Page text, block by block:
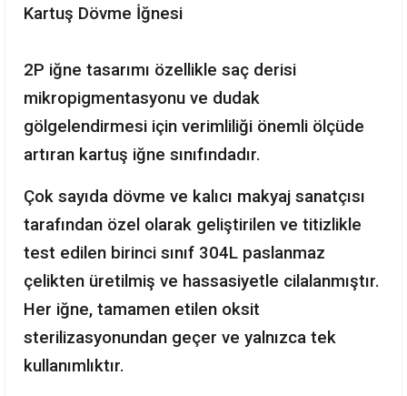
Kartuş Dövme İğnesi
2P iğne tasarımı özellikle saç derisi
mikropigmentasyonu ve dudak
gölgelendirmesi için verimliliği önemli ölçüde
artıran kartuş iğne sınıfındadır.
Çok sayıda dövme ve kalıcı makyaj sanatçısı
tarafından özel olarak geliştirilen ve titizlikle
test edilen birinci sınıf 304L paslanmaz
çelikten üretilmiş ve hassasiyetle cilalanmıştır.
Her iğne, tamamen etilen oksit
sterilizasyonundan geçer ve yalnızca tek
kullanımlıktır.